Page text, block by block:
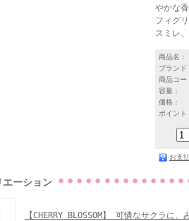
やかな
フィグ
スミレ
商品名：
ブランド
商品コー
容量：
価格：
ポイント
お支
エーション
【CHERRY BLOSSOM】 可憐なサクラに